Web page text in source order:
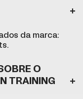
da marca:
O
TRAINING